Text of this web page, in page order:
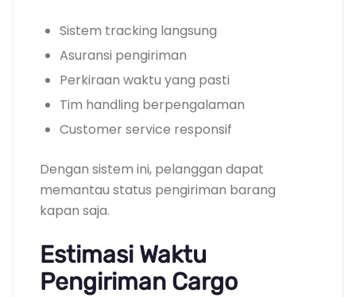
Sistem tracking langsung
Asuransi pengiriman
Perkiraan waktu yang pasti
Tim handling berpengalaman
Customer service responsif
Dengan sistem ini, pelanggan dapat
memantau status pengiriman barang
kapan saja.
Estimasi Waktu
Pengiriman Cargo